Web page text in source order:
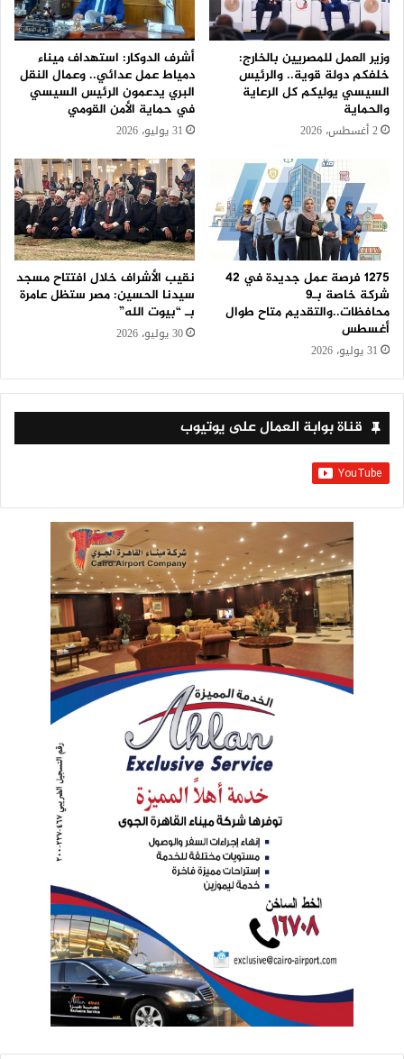
وزير العمل للمصريين بالخارج:
خلفكم دولة قوية.. والرئيس
السيسي يوليكم كل الرعاية
والحماية
2 أغسطس، 2026
أشرف الدوكار: استهداف ميناء
دمياط عمل عدائي.. وعمال النقل
البري يدعمون الرئيس السيسي
في حماية الأمن القومي
31 يوليو، 2026
1275 فرصة عمل جديدة في 42
شركة خاصة بـ9
محافظات..والتقديم متاح طوال
أغسطس
31 يوليو، 2026
نقيب الأشراف خلال افتتاح مسجد
سيدنا الحسين: مصر ستظل عامرة
بـ “بيوت الله”
30 يوليو، 2026
قناة بوابة العمال على يوتيوب